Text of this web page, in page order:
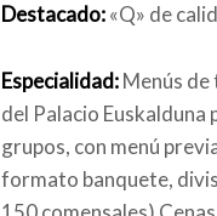
Destacado:«Q» de
Especialidad:Menús
del Palacio Euskalduna
grupos, con menú
formato banquete,